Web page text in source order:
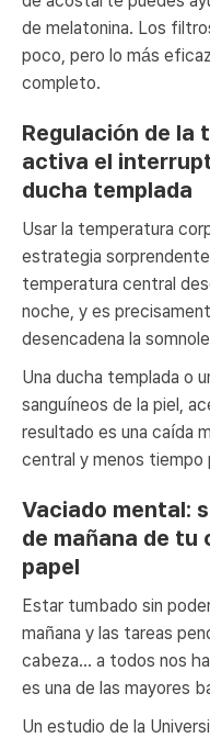
de melatonina. Los
poco, pero lo más
completo.
Regulación de la
activa el
ducha templada
Usar la temperatura
estrategia
temperatura central
noche, y es
desencadena la
Una ducha templada o
sanguíneos de la piel,
resultado es una caída
central y menos tiempo
Vaciado mental:
de mañana de tu
papel
Estar tumbado sin
mañana y las tareas
cabeza... a todos nos
es una de las mayores
Un estudio de la